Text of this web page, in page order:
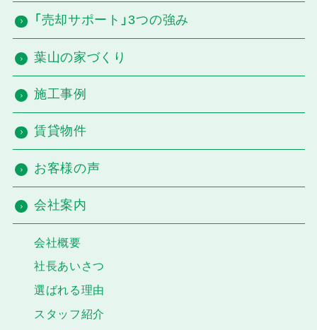
「売却サポート」3つの強み
葉山の家づくり
施工事例
賃貸物件
お客様の声
会社案内
会社概要
社長あいさつ
選ばれる理由
スタッフ紹介